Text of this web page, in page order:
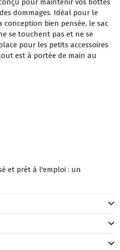
pour maintenir vos bottes
dommages. Idéal pour le
bien pensée, le sac
se touchent pas et ne se
pour les petits accessoires
est à portée de main au
et prêt à l'emploi : un